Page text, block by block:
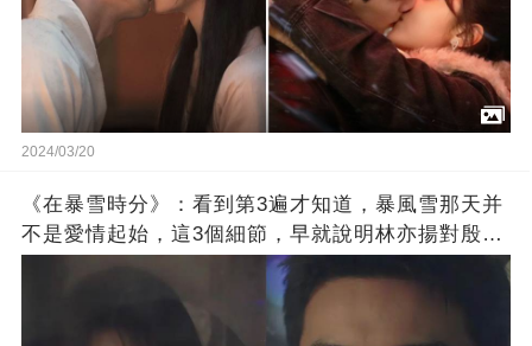
2024/03/20
《在暴雪時分》：看到第3遍才知道，暴風雪那天并
不是愛情起始，這3個細節，早就說明林亦揚對殷果
別有用心了